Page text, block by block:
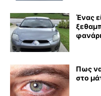
Ένας
Πως
στο